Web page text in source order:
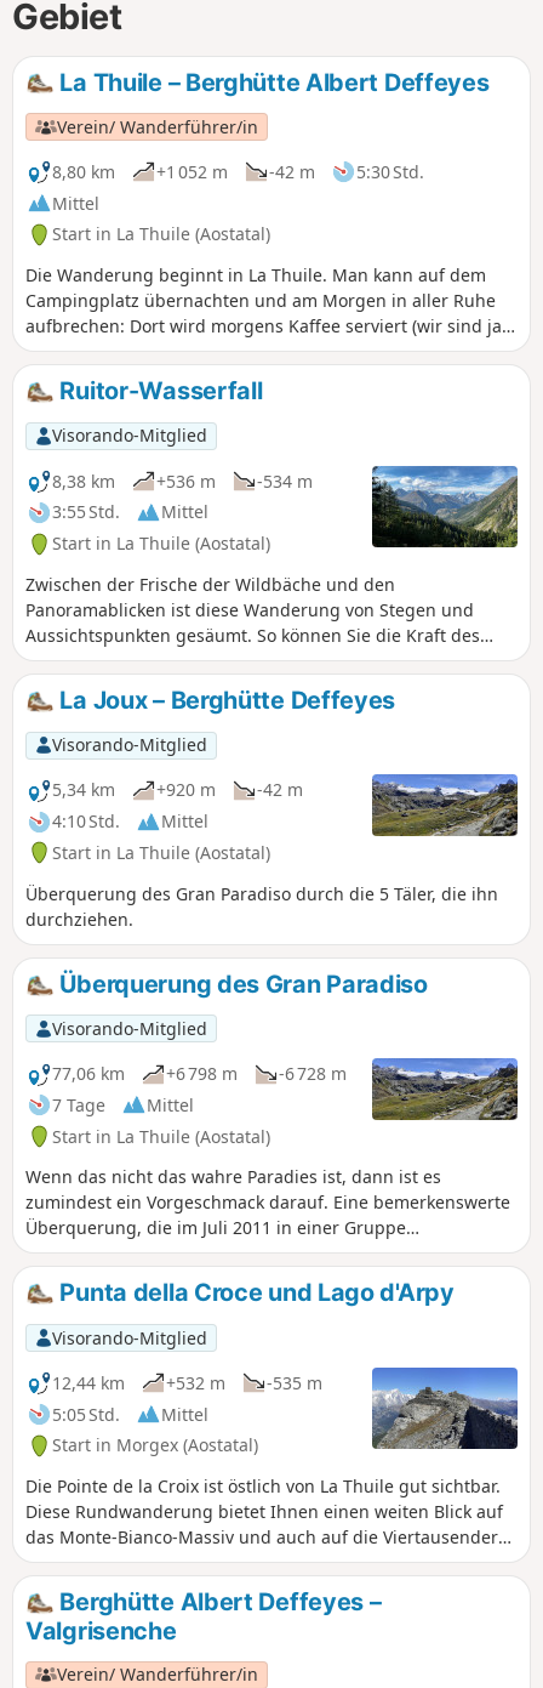
Gebiet
La Thuile – Berghütte Albert Deffeyes
Verein/ Wanderführer/in
8,80 km
+1 052 m -42 m
5:30 Std.
Mittel
Start in La Thuile (Aostatal)
Die Wanderung beginnt in La Thuile. Man kann auf dem
Campingplatz übernachten und am Morgen in aller Ruhe
aufbrechen: Dort wird morgens Kaffee serviert (wir sind ja
in Italien). Da der Campingbereich jedoch in der Nähe des
Flusses liegt, kann es laut sein. Die Aussicht entlang der
Wanderung ist herrlich.
Ruitor-Wasserfall
Visorando-Mitglied
8,38 km
+536 m
-534 m
3:55 Std.
Mittel
Start in La Thuile (Aostatal)
Zwischen der Frische der Wildbäche und den
Panoramablicken ist diese Wanderung von Stegen und
Aussichtspunkten gesäumt. So können Sie die Kraft des
Wassers hautnah erleben und die grandiosen
Alpenpanoramen bewundern.
La Joux – Berghütte Deffeyes
Visorando-Mitglied
5,34 km
+920 m
-42 m
4:10 Std.
Mittel
Start in La Thuile (Aostatal)
Überquerung des Gran Paradiso durch die 5 Täler, die ihn
durchziehen.
Überquerung des Gran Paradiso
Visorando-Mitglied
77,06 km
+6 798 m
-6 728 m
7 Tage
Mittel
Start in La Thuile (Aostatal)
Wenn das nicht das wahre Paradies ist, dann ist es
zumindest ein Vorgeschmack darauf. Eine bemerkenswerte
Überquerung, die im Juli 2011 in einer Gruppe
durchgeführt wurde und bei der man die Täler des
Aostatals entdecken kann und die auf einem Balkonweg auf
dem Gipfel des Gran Paradiso endet.
Punta della Croce und Lago d'Arpy
Visorando-Mitglied
12,44 km
+532 m
-535 m
5:05 Std.
Mittel
Start in Morgex (Aostatal)
Die Pointe de la Croix ist östlich von La Thuile gut sichtbar.
Diese Rundwanderung bietet Ihnen einen weiten Blick auf
das Monte-Bianco-Massiv und auch auf die Viertausender
an der italienisch-schweizerischen Grenze, insbesondere
den leicht erkennbaren Cervinio. Der Rückweg führt über
den vielbesuchten Lac d'Arpy.
Berghütte Albert Deffeyes –
Valgrisenche
Verein/ Wanderführer/in